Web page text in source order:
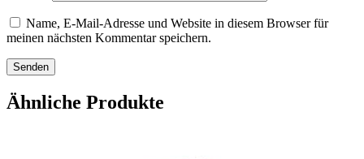
Name, E-Mail-Adresse und Website in diesem Browser für
meinen nächsten Kommentar speichern.
Ähnliche Produkte